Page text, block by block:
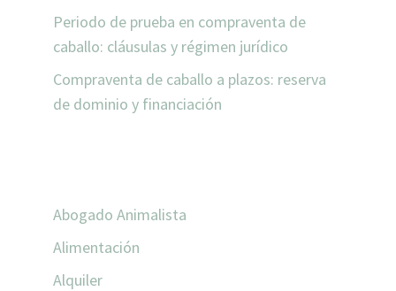
Periodo de prueba en compraventa de
caballo: cláusulas y régimen jurídico
Compraventa de caballo a plazos: reserva
de dominio y financiación
Abogado Animalista
Alimentación
Alquiler